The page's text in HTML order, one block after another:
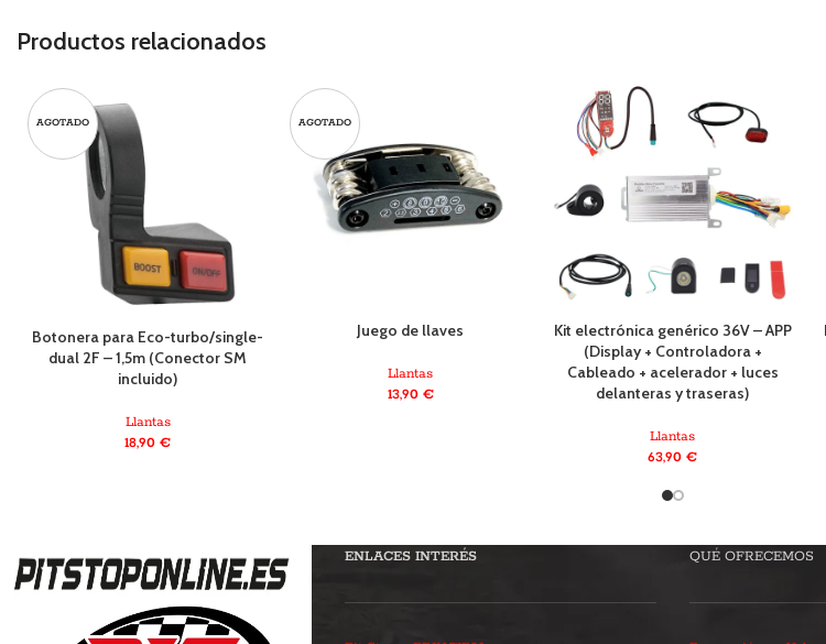
Productos relacionados
AGOTADO
Botonera para Eco-turbo/single-
dual 2F – 1,5m (Conector SM
incluido)
Llantas
18,90€
AGOTADO
Juego de llaves
Llantas
13,90 €
Kit electrónica genérico 36V – APP
(Display + Controladora +
Cableado + acelerador + luces
delanteras y traseras)
Llantas
63,90€
ENLACES INTERÉS QUÉ OFRECEMOS